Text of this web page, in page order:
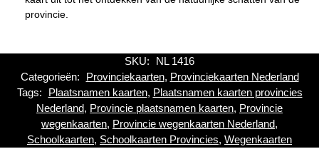
provincie.
SKU:
NL 1416
Categorieën:
Provinciekaarten, Provinciekaarten Nederland
Tags:
Plaatsnamen kaarten, Plaatsnamen kaarten provincies
Nederland, Provincie plaatsnamen kaarten, Provincie
wegenkaarten, Provincie wegenkaarten Nederland,
Schoolkaarten, Schoolkaarten Provincies, Wegenkaarten